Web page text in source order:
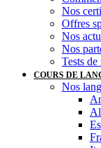
Nos
Offres
Nos
Nos
Tests
COURS DE
Nos